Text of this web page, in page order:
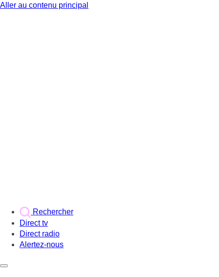
Aller au contenu principal
Rechercher
Direct tv
Direct radio
Alertez-nous